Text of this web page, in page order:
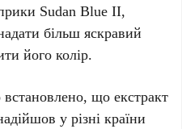
Sudan Blue II,
більш яскравий
його колір.
встановлено, що екстракт
у різні країни